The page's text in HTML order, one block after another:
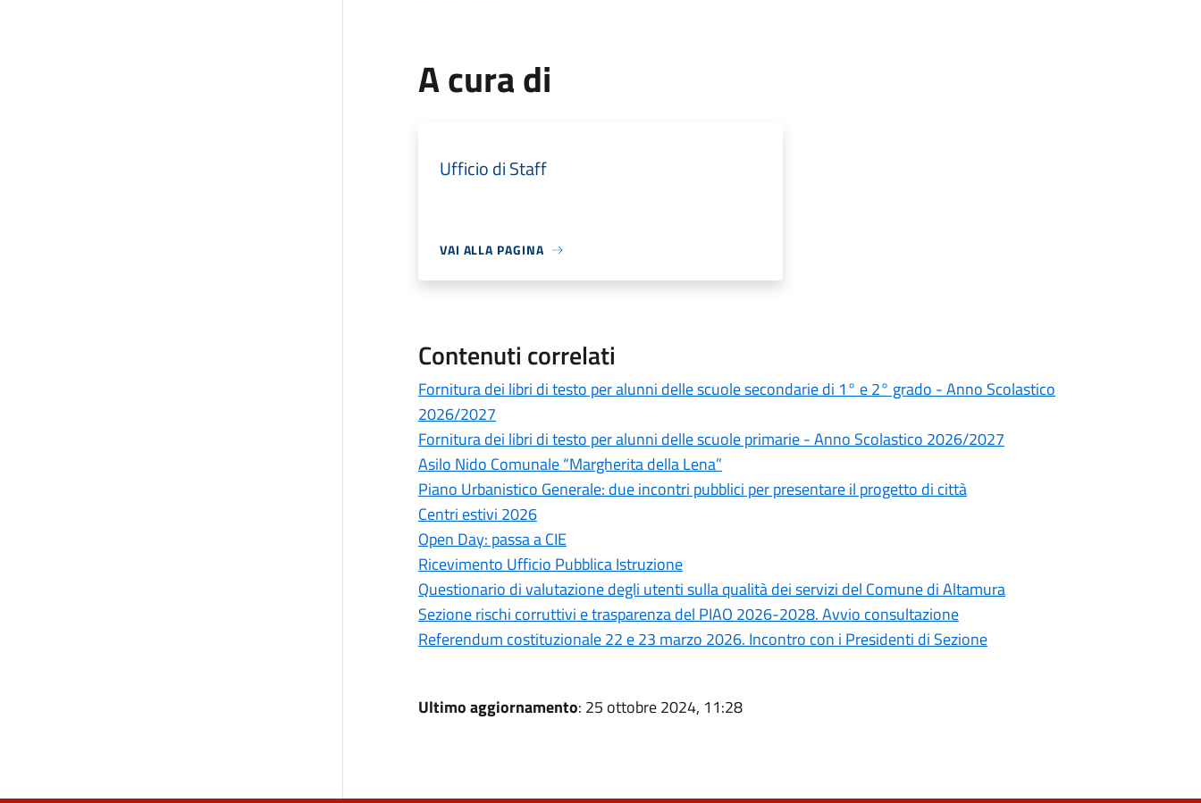
A cura di
Ufficio di Staff
VAI ALLA PAGINA
Contenuti correlati
Fornitura dei libri di testo per alunni delle scuole secondarie di 1° e 2° grado - Anno Scolastico
2026/2027
Fornitura dei libri di testo per alunni delle scuole primarie - Anno Scolastico 2026/2027
Asilo Nido Comunale “Margherita della Lena”
Piano Urbanistico Generale: due incontri pubblici per presentare il progetto di città
Centri estivi 2026
Open Day: passa a CIE
Ricevimento Ufficio Pubblica Istruzione
Questionario di valutazione degli utenti sulla qualità dei servizi del Comune di Altamura
Sezione rischi corruttivi e trasparenza del PIAO 2026-2028. Avvio consultazione
Referendum costituzionale 22 e 23 marzo 2026. Incontro con i Presidenti di Sezione
Ultimo aggiornamento: 25 ottobre 2024, 11:28